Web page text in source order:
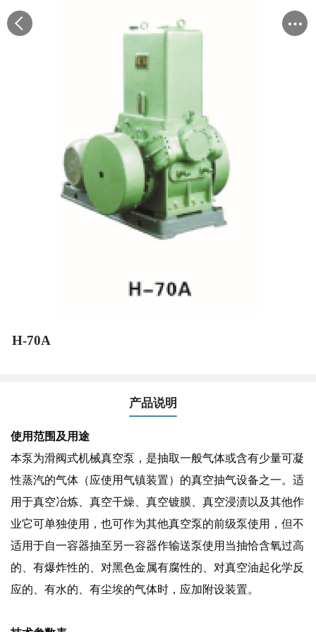
H-70A
产品说明
使用范围及用途
本泵为滑阀式机械真空泵，是抽取一般气体或含有少量可凝
性蒸汽的气体（应使用气镇装置）的真空抽气设备之一。适
用于真空冶炼、真空干燥、真空镀膜、真空浸渍以及其他作
业它可单独使用，也可作为其他真空泵的前级泵使用，但不
适用于自一容器抽至另一容器作输送泵使用当抽恰含氧过高
的、有爆炸性的、对黑色金属有腐性的、对真空油起化学反
应的、有水的、有尘埃的气体时，应加附设装置。